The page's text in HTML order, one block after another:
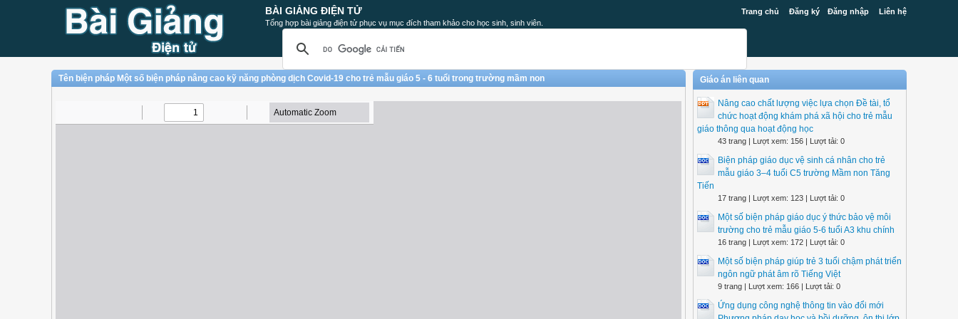
Trang chủ Đăng ký Đăng nhập Liên hệ
BÀI GIẢNG ĐIỆN TỬ
Tổng hợp bài giảng điện tử phục vụ mục đích tham khảo cho học sinh, sinh viên.
Tên biện pháp Một số biện pháp nâng cao kỹ năng phòng dịch Covid-19 cho trẻ mẫu giáo 5 - 6 tuổi trong trường mầm non Giáo án liên quan
Nâng cao chất lượng việc lựa chọn Đề tài, tổ
chức hoạt động khám phá xã hội cho trẻ mẫu
giáo thông qua hoạt động học
43 trang | Lượt xem: 156 | Lượt tải: 0
Biện pháp giáo dục vệ sinh cá nhân cho trẻ
mẫu giáo 3–4 tuổi C5 trường Mầm non Tăng
Tiến
17 trang | Lượt xem: 123 | Lượt tải: 0
Một số biện pháp giáo dục ý thức bảo vệ môi
trường cho trẻ mẫu giáo 5-6 tuổi A3 khu chính
16 trang | Lượt xem: 172 | Lượt tải: 0
Một số biện pháp giúp trẻ 3 tuổi chậm phát triển
ngôn ngữ phát âm rõ Tiếng Việt
9 trang | Lượt xem: 166 | Lượt tải: 0
Ứng dụng công nghệ thông tin vào đổi mới